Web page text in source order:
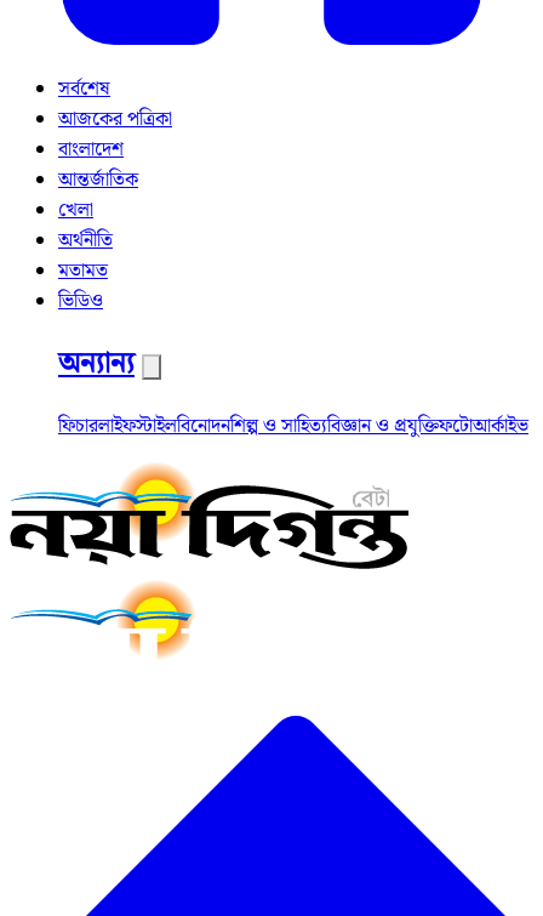
সর্বশেষ
আজকের পত্রিকা
বাংলাদেশ
আন্তর্জাতিক
খেলা
অর্থনীতি
মতামত
ভিডিও
অন্যান্য
ফিচারলাইফস্টাইলবিনোদনশিল্প ও সাহিত্যবিজ্ঞান ও প্রযুক্তিফটোআর্কাইভ